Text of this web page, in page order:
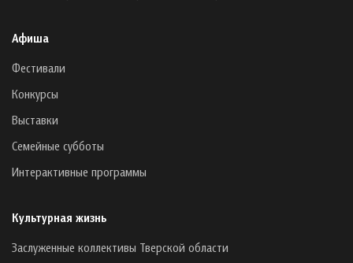
Афиша
Фестивали
Конкурсы
Выставки
Семейные субботы
Интерактивные программы
Культурная жизнь
Заслуженные коллективы Тверской области